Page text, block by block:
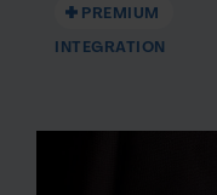
PREMIUM
INTEGRATION